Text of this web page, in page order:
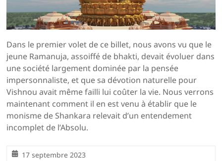
Dans le premier volet de ce billet, nous avons vu que le
jeune Ramanuja, assoiffé de bhakti, devait évoluer dans
une société largement dominée par la pensée
impersonnaliste, et que sa dévotion naturelle pour
Vishnou avait même failli lui coûter la vie. Nous verrons
maintenant comment il en est venu à établir que le
monisme de Shankara relevait d’un entendement
incomplet de l’Absolu.
17 septembre 2023